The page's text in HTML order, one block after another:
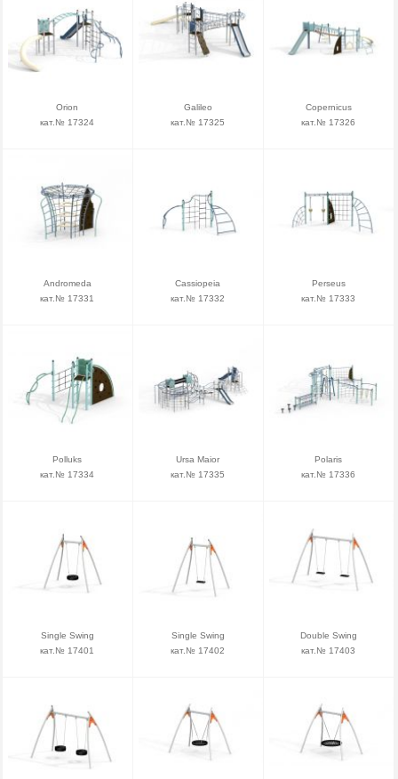
Orion
кат.№ 17324
Galileo
кат.№ 17325
Copernicus
кат.№ 17326
Andromeda
кат.№ 17331
Cassiopeia
кат.№ 17332
Perseus
кат.№ 17333
Polluks
кат.№ 17334
Ursa Maior
кат.№ 17335
Polaris
кат.№ 17336
Single Swing
кат.№ 17401
Single Swing
кат.№ 17402
Double Swing
кат.№ 17403